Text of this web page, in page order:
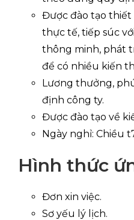
Được đào tạo
thực tế, tiếp súc
thông minh, phát
để có nhiều kiến
Lương thưởng,
định công ty.
Được đào tạo về
Ngày nghỉ: Chiều
Hình thức
Đơn xin việc.
Sơ yếu lý lịch.